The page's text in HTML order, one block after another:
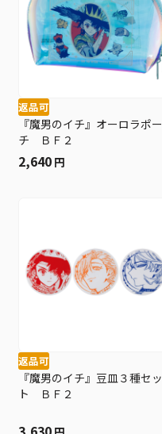
返品可
『魔男のイチ』オーロラポー
チ ＢＦ２
2,640 円
返品可
『魔男のイチ』豆皿３種セッ
ト ＢＦ２